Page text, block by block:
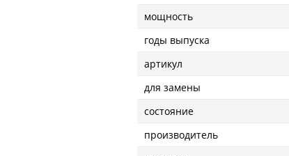
мощность
годы выпуска
артикул
для замены
состояние
производитель